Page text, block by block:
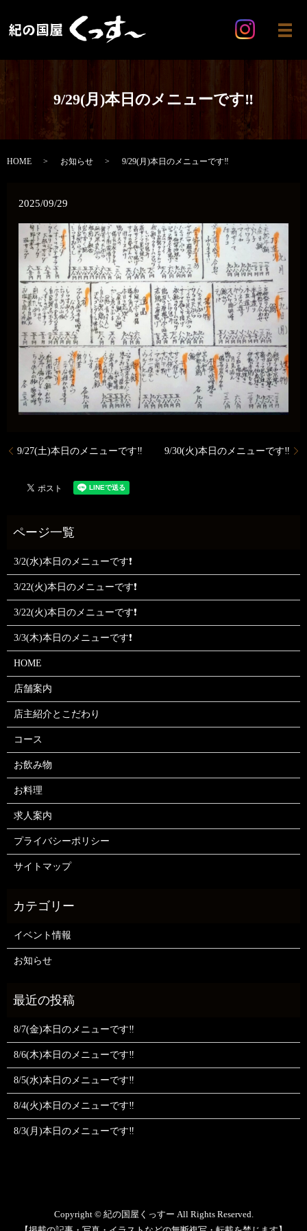
メ
9/29(月)本日のメニューです‼️
HOME お知らせ 9/29(月)本日のメニューです‼️
2025/09/29
9/27(土)本日のメニューです‼️ 9/30(火)本日のメニューです‼️
3/2(水)本日のメニューです❗
3/22(火)本日のメニューです❗
3/22(火)本日のメニューです❗
3/3(木)本日のメニューです❗
HOME
店舗案内
店主紹介とこだわり
コース
お飲み物
お料理
求人案内
プライバシーポリシー
サイトマップ
イベント情報
お知らせ
8/7(金)本日のメニューです‼️
8/6(木)本日のメニューです‼️
8/5(水)本日のメニューです‼️
8/4(火)本日のメニューです‼️
8/3(月)本日のメニューです‼️
Copyright © 紀の国屋くっすー All Rights Reserved.